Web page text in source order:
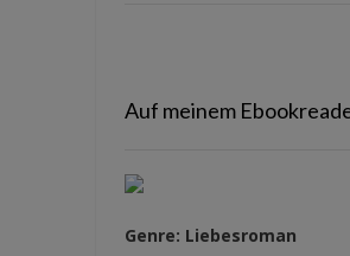
Auf meinem
Genre: Liebesroman